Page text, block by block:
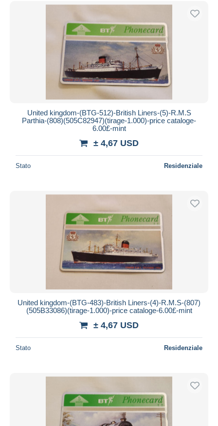
Metodi di pagamento
PayPal
Bonifico bancario
Visa
Mastercard
Maestro
Residenza del venditore
Tutto il mondo
Aggiorna
United kingdom-(BTG-512)-British Liners-(5)-R.M.S
Parthia-(808)(505C82947)(tirage-1.000)-price cataloge-
6.00£-mint
± 4,67 USD
Stato Residenziale
United kingdom-(BTG-483)-British Liners-(4)-R.M.S-(807)
(505B33086)(tirage-1.000)-price cataloge-6.00£-mint
± 4,67 USD
Stato Residenziale